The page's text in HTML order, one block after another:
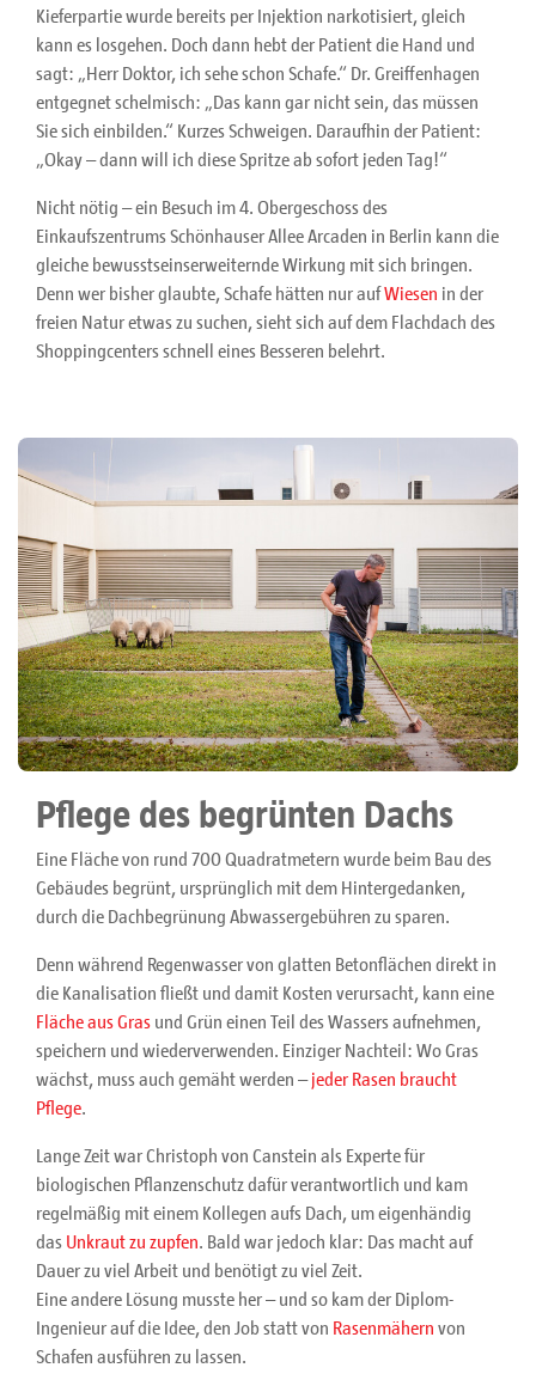
Kieferpartie wurde bereits per Injektion narkotisiert, gleich
kann es losgehen. Doch dann hebt der Patient die Hand und
sagt: „Herr Doktor, ich sehe schon Schafe.“ Dr. Greiffenhagen
entgegnet schelmisch: „Das kann gar nicht sein, das müssen
Sie sich einbilden.“ Kurzes Schweigen. Daraufhin der Patient:
„Okay – dann will ich diese Spritze ab sofort jeden Tag!“
Nicht nötig – ein Besuch im 4. Obergeschoss des
Einkaufszentrums Schönhauser Allee Arcaden in Berlin kann die
gleiche bewusstseinserweiternde Wirkung mit sich bringen.
Denn wer bisher glaubte, Schafe hätten nur aufWiesen in der
freien Natur etwas zu suchen, sieht sich auf dem Flachdach des
Shoppingcenters schnell eines Besseren belehrt.
Pflege des begrünten Dachs
Eine Fläche von rund 700 Quadratmetern wurde beim Bau des
Gebäudes begrünt, ursprünglich mit dem Hintergedanken,
durch die Dachbegrünung Abwassergebühren zu sparen.
Denn während Regenwasser von glatten Betonflächen direkt in
die Kanalisation fließt und damit Kosten verursacht, kann eine
Fläche aus Gras und Grün einen Teil des Wassers aufnehmen,
speichern und wiederverwenden. Einziger Nachteil: Wo Gras
wächst, muss auch gemäht werden –jeder Rasen braucht
Pflege.
Lange Zeit war Christoph von Canstein als Experte für
biologischen Pflanzenschutz dafür verantwortlich und kam
regelmäßig mit einem Kollegen aufs Dach, um eigenhändig
das Unkraut zu zupfen. Bald war jedoch klar: Das macht auf
Dauer zu viel Arbeit und benötigt zu viel Zeit.
Eine andere Lösung musste her – und so kam der Diplom-
Ingenieur auf die Idee, den Job statt von Rasenmähern von
Schafen ausführen zu lassen.